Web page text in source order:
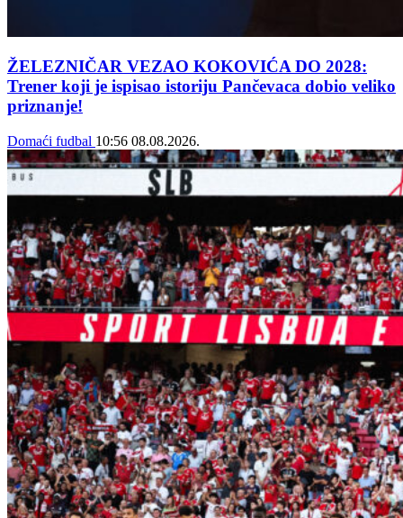
ŽELEZNIČAR VEZAO KOKOVIĆA DO 2028:
Trener koji je ispisao istoriju Pančevaca dobio veliko
priznanje!
Domaći fudbal 10:56 08.08.2026.